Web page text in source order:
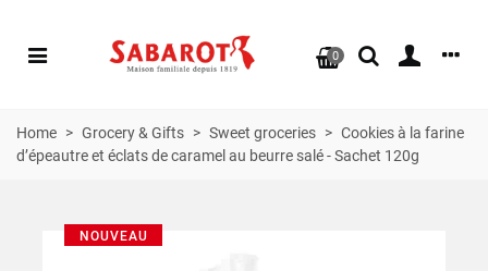
0
Home > Grocery & Gifts > Sweet groceries > Cookies à la farine
d’épeautre et éclats de caramel au beurre salé - Sachet 120g
NOUVEAU